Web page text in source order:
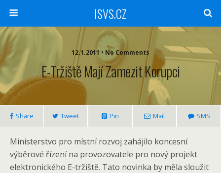
ISVS.CZ
12.1.2011 • No Comments
E-Tržiště Mají Zamezit Korupci
Share Tweet Pin Mail SMS
Ministerstvo pro místní rozvoj zahájilo koncesní
výběrové řízení na provozovatele pro nový projekt
elektronického E-tržiště. Tato novinka by měla sloužit